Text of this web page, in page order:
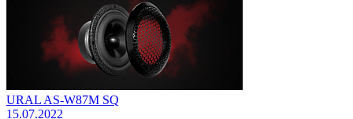
URAL AS-W87M SQ
15.07.2022